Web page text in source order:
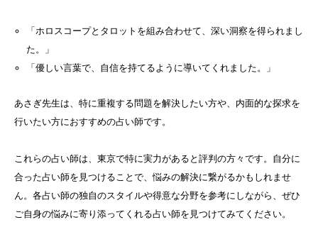
「ホロスコープとタロットを組み合わせて、深い洞察を得られまし
た。」
「優しい言葉で、自信を持てるように導いてくれました。」
あさぎ先生は、特に重複する問題を解決したい方や、内面的な探求を
行いたい方におすすめの占い師です。
これらの占い師は、東京で特に実力があると評判の方々です。自分に
合った占い師を見つけることで、悩みの解決に繋がるかもしれませ
ん。各占い師の独自のスタイルや得意な分野を参考にしながら、ぜひ
ご自身の悩みに寄り添ってくれる占い師を見つけてみてください。